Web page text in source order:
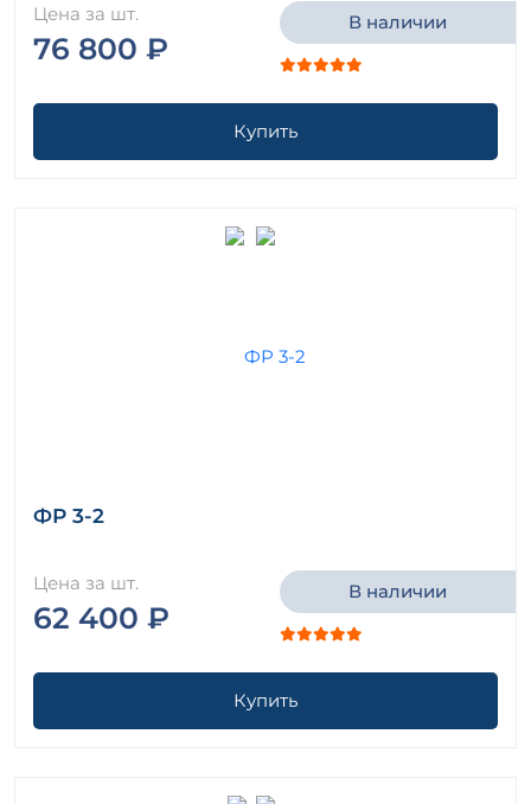
Цена за шт.
76 800 ₽
В наличии
Купить
ФР 3-2
Цена за шт.
62 400 ₽
В наличии
Купить